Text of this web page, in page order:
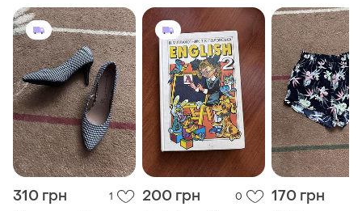
310 грн 1 200 грн 0 170 грн